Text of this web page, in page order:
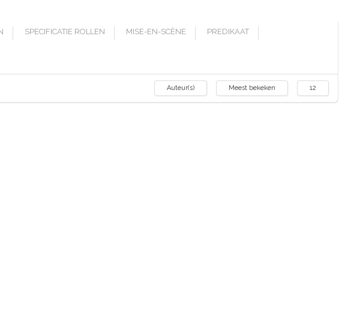
SPECIFICATIE ROLLEN MISE-EN-SCÈNE PREDIKAAT
Auteur(s) Meest bekeken 12